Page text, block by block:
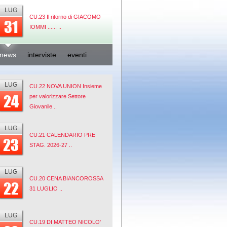
LUG
31
CU.23 Il ritorno di GIACOMO
IOMMI ...... ..
news interviste eventi
LUG
24
CU.22 NOVA UNION Insieme
per valorizzare Settore
Giovanile ..
LUG
23
CU.21 CALENDARIO PRE
STAG. 2026-27 ..
LUG
22
CU.20 CENA BIANCOROSSA
31 LUGLIO ..
LUG
CU.19 DI MATTEO NICOLO'